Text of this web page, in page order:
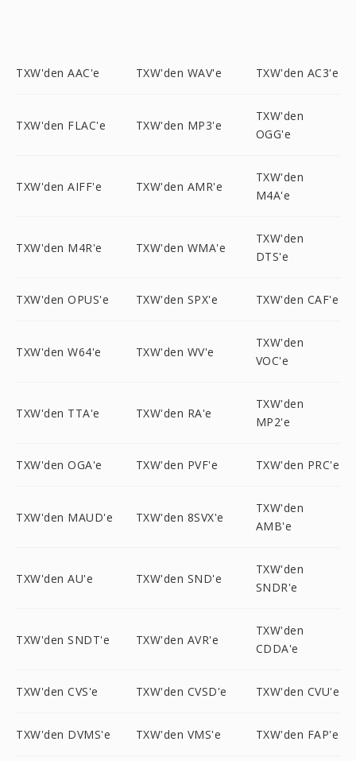
TXW'den AAC'e TXW'den WAV'e TXW'den AC3'e
TXW'den FLAC'e TXW'den MP3'e
TXW'den
OGG'e
TXW'den AIFF'e TXW'den AMR'e
TXW'den
M4A'e
TXW'den M4R'e TXW'den WMA'e
TXW'den
DTS'e
TXW'den OPUS'e TXW'den SPX'e TXW'den CAF'e
TXW'den W64'e TXW'den WV'e
TXW'den
VOC'e
TXW'den TTA'e TXW'den RA'e
TXW'den
MP2'e
TXW'den OGA'e TXW'den PVF'e TXW'den PRC'e
TXW'den MAUD'e TXW'den 8SVX'e
TXW'den
AMB'e
TXW'den AU'e TXW'den SND'e
TXW'den
SNDR'e
TXW'den SNDT'e TXW'den AVR'e
TXW'den
CDDA'e
TXW'den CVS'e TXW'den CVSD'e TXW'den CVU'e
TXW'den DVMS'e TXW'den VMS'e TXW'den FAP'e